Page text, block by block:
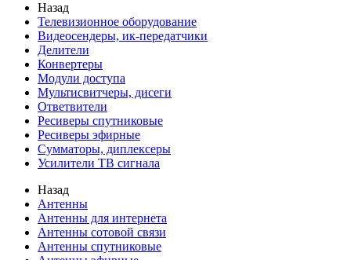
Назад
Телевизионное оборудование
Видеосендеры, ик-передатчики
Делители
Конвертеры
Модули доступа
Мультисвитчеры, дисеги
Ответвители
Ресиверы спутниковые
Ресиверы эфирные
Сумматоры, диплексеры
Усилители ТВ сигнала
Назад
Антенны
Антенны для интернета
Антенны сотовой связи
Антенны спутниковые